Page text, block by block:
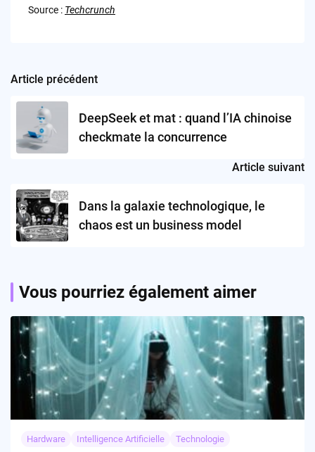
Source : Techcrunch
Post
navigation
Article précédent
DeepSeek et mat : quand l’IA chinoise
checkmate la concurrence
Article suivant
Dans la galaxie technologique, le
chaos est un business model
Vous pourriez également aimer
Hardware Intelligence Artificielle Technologie